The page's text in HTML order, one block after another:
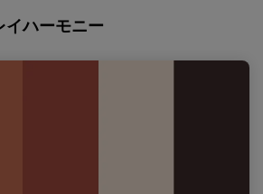
イハーモニー